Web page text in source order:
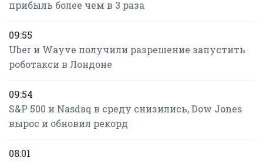
прибыль более чем в 3 раза
09:55
Uber и Wayve получили разрешение запустить
роботакси в Лондоне
09:54
S&P 500 и Nasdaq в среду снизились, Dow Jones
вырос и обновил рекорд
08:01